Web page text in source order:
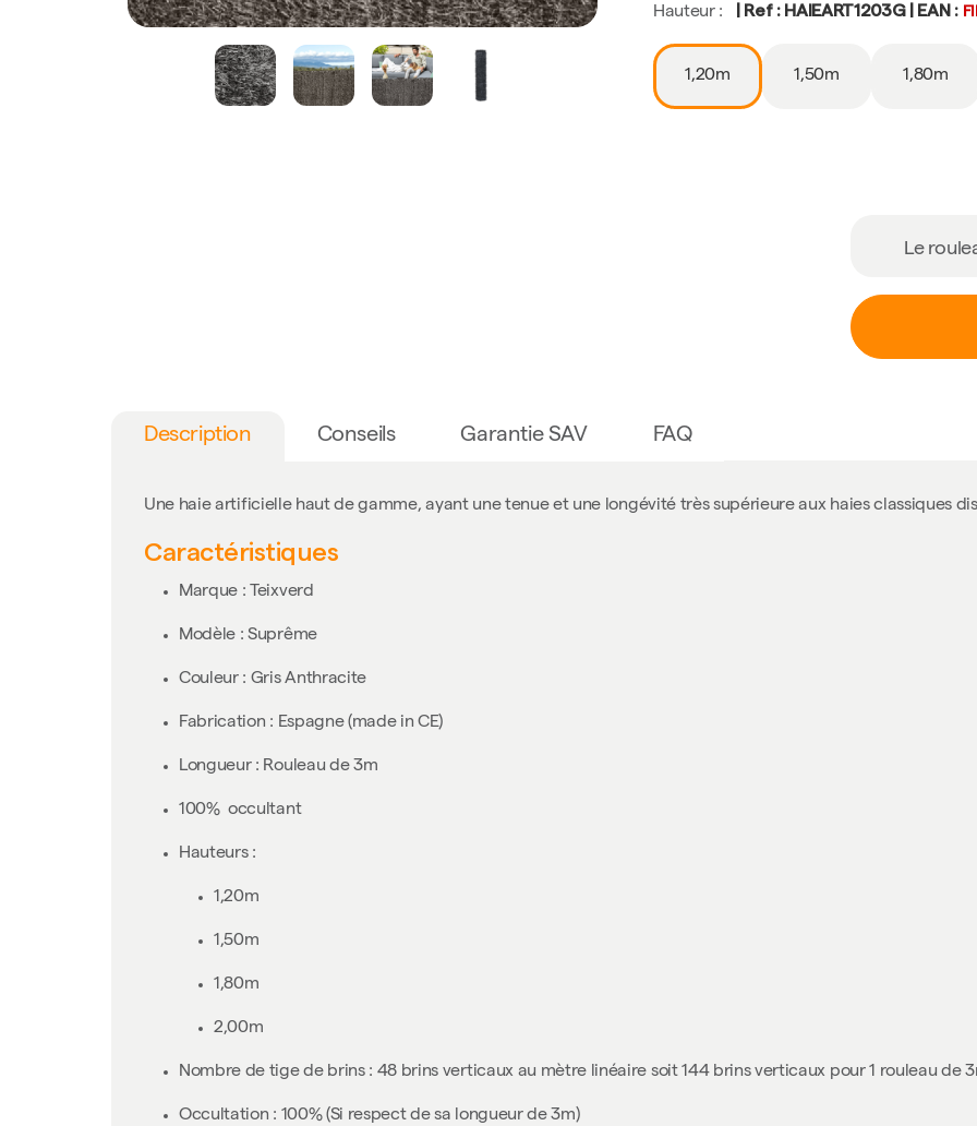
Hauteur : | Ref : HAIEART1203G | EAN :
1,20m 1,50m 1,80m
Le
Description Conseils Garantie SAV FAQ
Une haie artificielle haut de gamme, ayant une tenue et une longévité très supérieure aux haies classiques
Caractéristiques
Marque : Teixverd
Modèle : Suprême
Couleur : Gris Anthracite
Fabrication : Espagne (made in CE)
Longueur : Rouleau de 3m
100% occultant
Hauteurs :
1,20m
1,50m
1,80m
2,00m
Nombre de tige de brins : 48 brins verticaux au mètre linéaire soit 144 brins verticaux pour 1 rouleau de
Occultation : 100% (Si respect de sa longueur de 3m)